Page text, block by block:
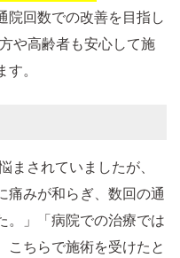
院回数での改善を目指し
や高齢者も安心して施
。
まされていましたが、
痛みが和らぎ、数回の通
。」「病院での治療では
こちらで施術を受けたと